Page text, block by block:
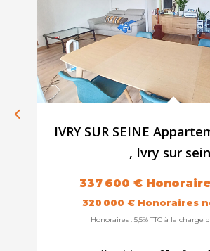
, Ivry sur
337 600 €
320 000 € Honoraires
Honoraires : 5,5% TTC à la charge